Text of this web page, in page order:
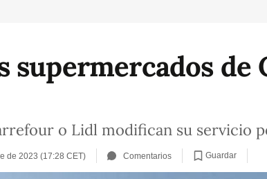
supermercados de
o Lidl modifican su servicio
de 2023 (17:28 CET) Comentarios Guardar